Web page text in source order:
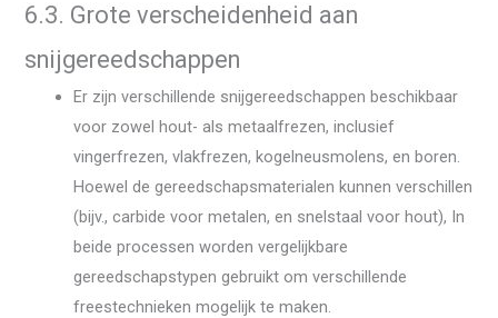
6.3. Grote verscheidenheid aan
snijgereedschappen
Er zijn verschillende snijgereedschappen beschikbaar
voor zowel hout- als metaalfrezen, inclusief
vingerfrezen, vlakfrezen, kogelneusmolens, en boren.
Hoewel de gereedschapsmaterialen kunnen verschillen
(bijv., carbide voor metalen, en snelstaal voor hout), In
beide processen worden vergelijkbare
gereedschapstypen gebruikt om verschillende
freestechnieken mogelijk te maken.